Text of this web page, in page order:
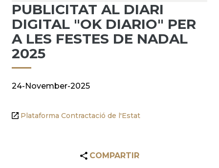
PUBLICITAT AL DIARI
DIGITAL "OK DIARIO" PER
A LES FESTES DE NADAL
2025
24-November-2025
Plataforma Contractació de l'Estat
COMPARTIR